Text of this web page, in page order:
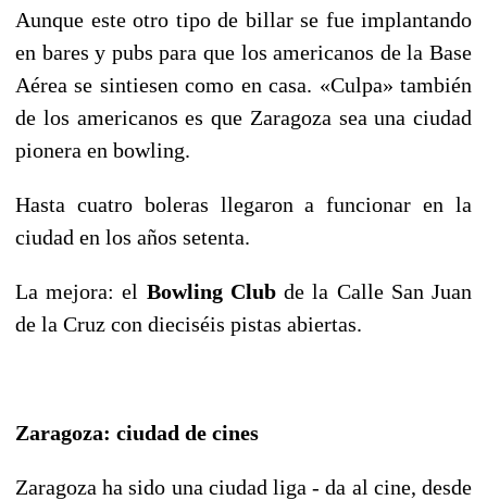
Aunque este otro tipo de billar se fue implantando
en bares y pubs para que los americanos de la Base
Aérea se sintiesen como en casa. «Culpa» también
de los americanos es que Zaragoza sea una ciudad
pionera en bowling.
Hasta cuatro boleras llegaron a funcionar en la
ciudad en los años setenta.
La mejora: el Bowling Clubde la Calle San Juan
de la Cruz con dieciséis pistas abiertas.
Zaragoza: ciudad de cines
Zaragoza ha sido una ciudad liga - da al cine, desde